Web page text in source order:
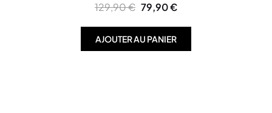
129,90€ 79,90€
AJOUTER AU PANIER